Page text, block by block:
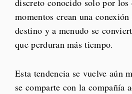
discreto conocido solo por los
momentos crean una
destino y a menudo se
que perduran más tiempo.
Esta tendencia se vuelve aún
se comparte con la compañía